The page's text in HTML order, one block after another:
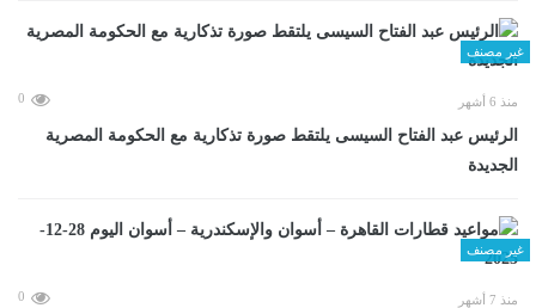
غير مصنف
منذ 6 أشهر 0
الرئيس عبد الفتاح السيسى يلتقط صورة تذكارية مع الحكومة المصرية
الجديدة
غير مصنف
منذ 7 أشهر 0